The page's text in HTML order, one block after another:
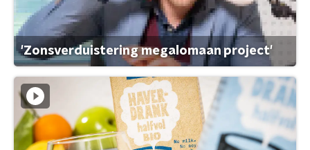
'Zonsverduistering megalomaan project'